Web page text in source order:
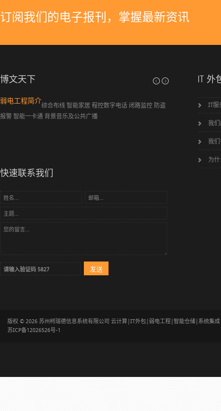
订阅我们的电子报刊，掌握最新资讯
博文天下
弱电工程简介
综合布线 智能家居 程控数字电话 闭路监控 防盗
报警 智能一卡通 背景音乐及公共广播
瑞德信息系统有限
快速联系我们
IT 外
IT服
我
我
为
版权 © 2026 苏州柯瑞德信息系统有限公司 云计算|IT外包|弱电工程|智能仓储|系统集
苏ICP备12026526号-1